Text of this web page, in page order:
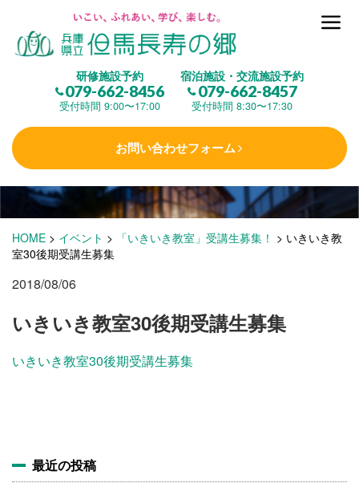
研修施設予約
079-662-8456
受付時間 9:00〜17:00
宿泊施設・交流施設予約
079-662-8457
受付時間 8:30〜17:30
お問い合わせフォーム
但馬長寿の郷とは
(研修施設)
楽しむ
学 ぶ(健康福祉)
泊まる(宿泊)
施設・料金
HOME > イベント > 「いきいき教室」受講生募集！ > いきいき教
室30後期受講生募集
2018/08/06
いきいき教室30後期受講生募集
いきいき教室30後期受講生募集
最近の投稿